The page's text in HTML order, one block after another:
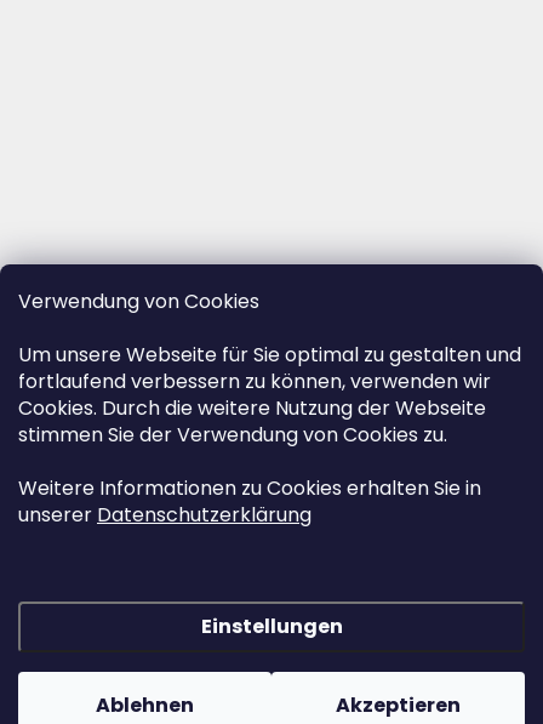
Verwendung von Cookies
Um unsere Webseite für Sie optimal zu gestalten und
fortlaufend verbessern zu können, verwenden wir
Cookies. Durch die weitere Nutzung der Webseite
stimmen Sie der Verwendung von Cookies zu.
Weitere Informationen zu Cookies erhalten Sie in
unserer Datenschutzerklärung
Einstellungen
Ablehnen Akzeptieren
Erstellt von Shoptet &
Copyright 2026www.herz-urnen.de . Alle Rechte vorbehalten.